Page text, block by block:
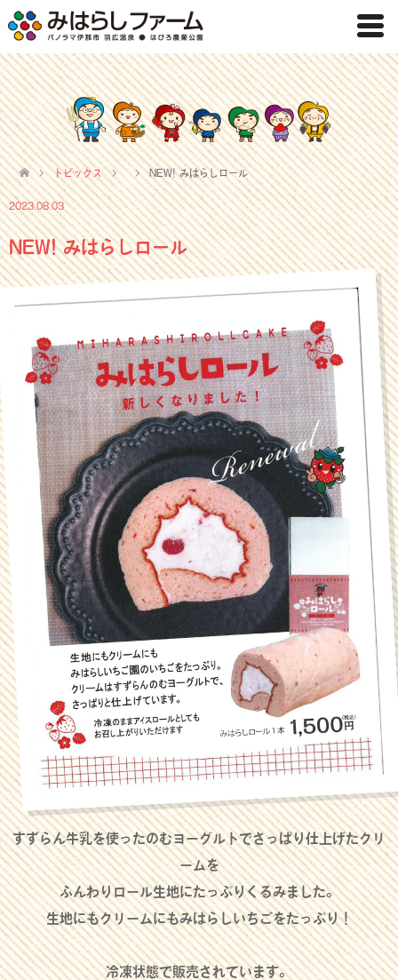
トピックス NEW! みはらしロール
2023.08.03
NEW! みはらしロール
すずらん牛乳を使ったのむヨーグルトでさっぱり仕上げたクリ
ームを
ふんわりロール生地にたっぷりくるみました。
生地にもクリームにもみはらしいちごをたっぷり！
冷凍状態で販売されています。